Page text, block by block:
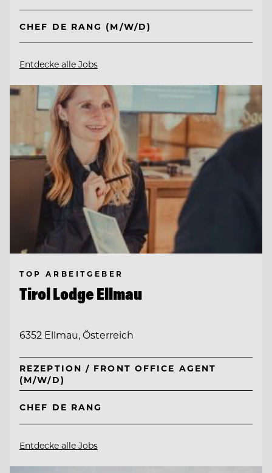
CHEF DE RANG (M/W/D)
Entdecke alle Jobs
TOP ARBEITGEBER
Tirol Lodge Ellmau
6352 Ellmau, Österreich
REZEPTION / FRONT OFFICE AGENT
(M/W/D)
CHEF DE RANG
Entdecke alle Jobs